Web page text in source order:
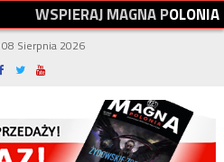
WSPIERAJMAGNAPOLONIA
Sierpnia 2026